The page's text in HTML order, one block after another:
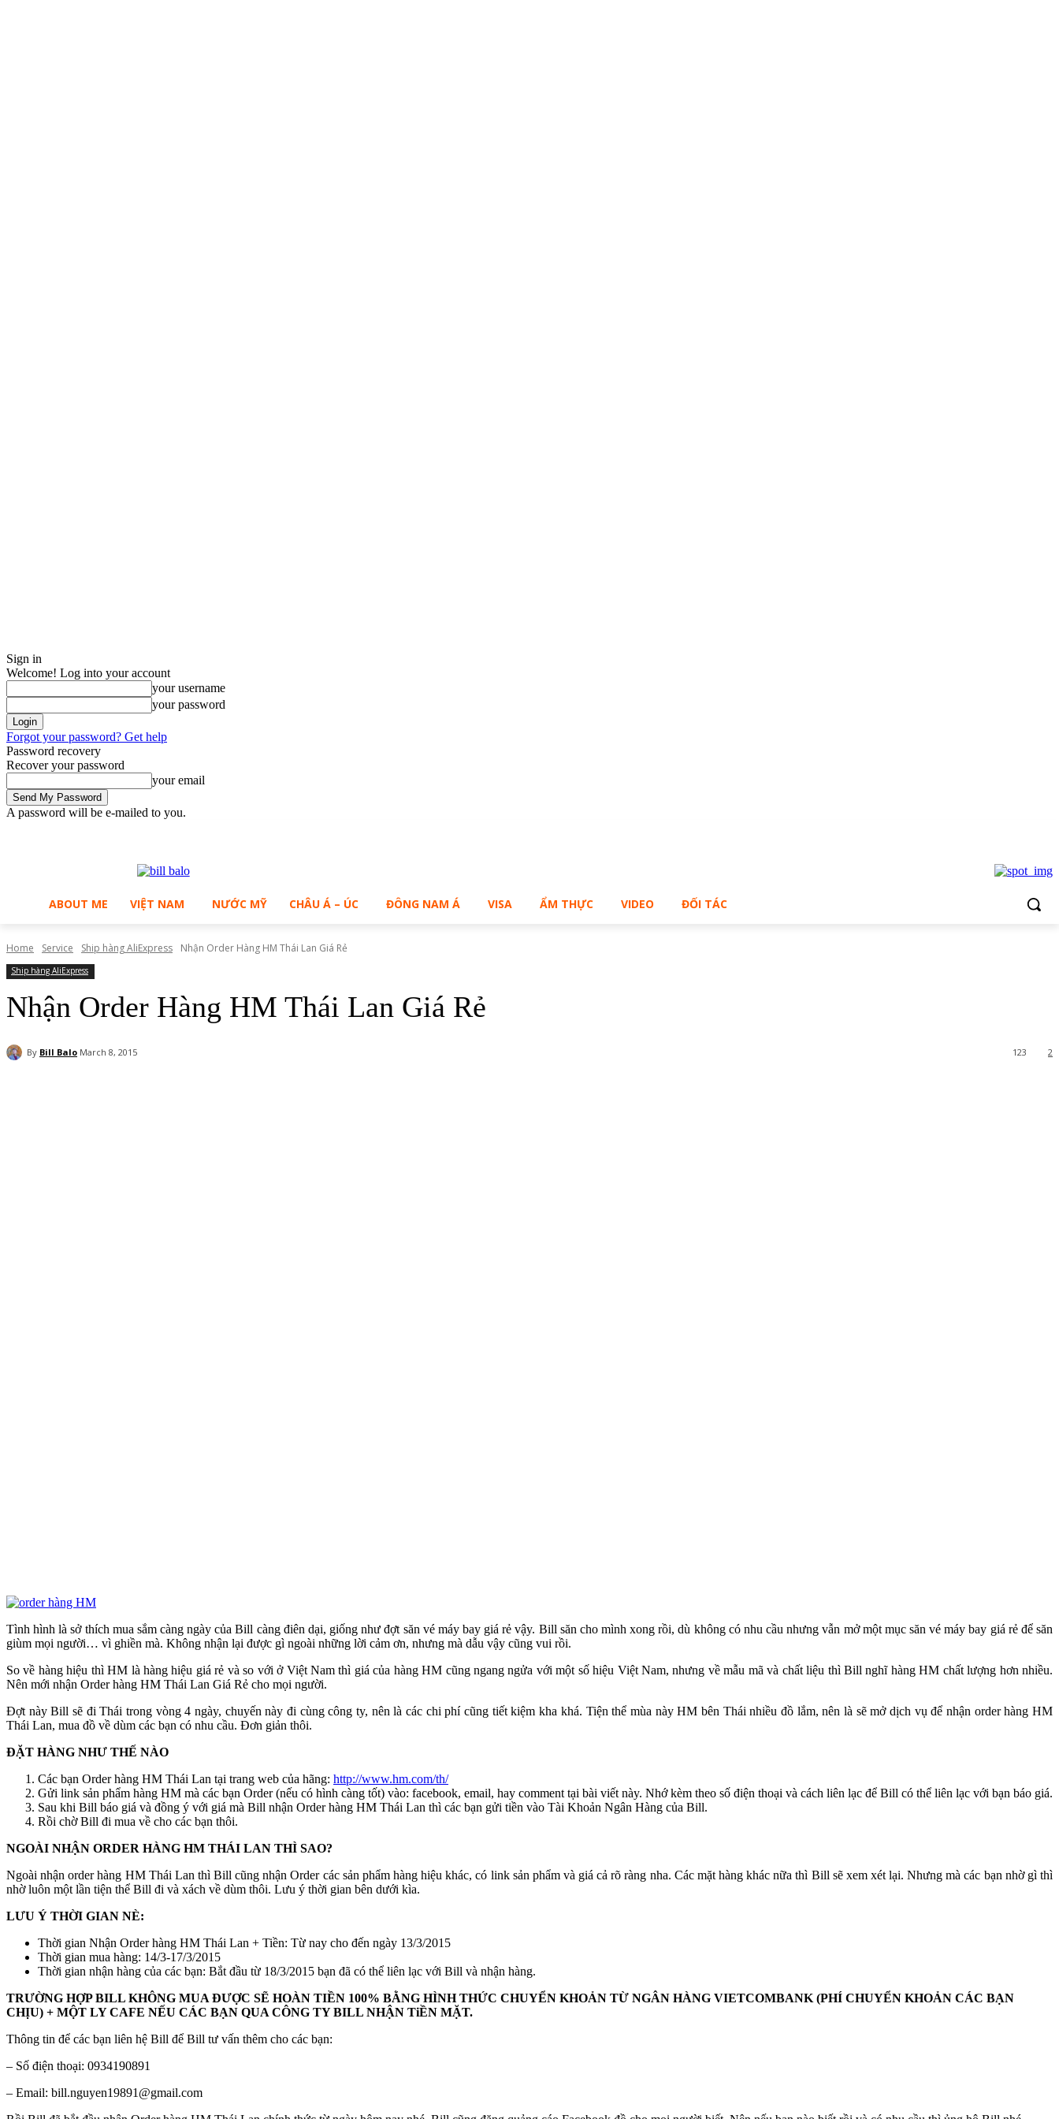
Sign in
Welcome! Log into your account
your username
your password
Forgot your password? Get help
Password recovery
Recover your password
your email
A password will be e-mailed to you.
ABOUT ME VIỆT NAM NƯỚC MỸ CHÂU Á – ÚC ĐÔNG NAM Á VISA ẨM THỰC VIDEO ĐỐI TÁC
Home Service Ship hàng AliExpress Nhận Order Hàng HM Thái Lan Giá Rẻ
Ship hàng AliExpress
Nhận Order Hàng HM Thái Lan Giá Rẻ
By Bill Balo March 8, 2015 2
123
Tình hình là sở thích mua sắm càng ngày của Bill càng điên dại, giống như đợt săn vé máy bay giá rẻ vậy. Bill săn cho mình xong rồi, dù không có nhu cầu nhưng vẫn mở một mục săn vé máy bay giá rẻ để săn
giùm mọi người… vì ghiền mà. Không nhận lại được gì ngoài những lời cảm ơn, nhưng mà dẫu vậy cũng vui rồi.
So về hàng hiệu thì HM là hàng hiệu giá rẻ và so với ở Việt Nam thì giá của hàng HM cũng ngang ngửa với một số hiệu Việt Nam, nhưng về mẫu mã và chất liệu thì Bill nghĩ hàng HM chất lượng hơn nhiều.
Nên mới nhận Order hàng HM Thái Lan Giá Rẻ cho mọi người.
Đợt này Bill sẽ đi Thái trong vòng 4 ngày, chuyến này đi cùng công ty, nên là các chi phí cũng tiết kiệm kha khá. Tiện thể mùa này HM bên Thái nhiều đồ lắm, nên là sẽ mở dịch vụ để nhận order hàng HM
Thái Lan, mua đồ về dùm các bạn có nhu cầu. Đơn giản thôi.
ĐẶT HÀNG NHƯ THẾ NÀO
Các bạn Order hàng HM Thái Lan tại trang web của hãng: http://www.hm.com/th/
Gửi link sản phẩm hàng HM mà các bạn Order (nếu có hình càng tốt) vào: facebook, email, hay comment tại bài viết này. Nhớ kèm theo số điện thoại và cách liên lạc để Bill có thể liên lạc với bạn báo giá.
Sau khi Bill báo giá và đồng ý với giá mà Bill nhận Order hàng HM Thái Lan thì các bạn gửi tiền vào Tài Khoản Ngân Hàng của Bill.
Rồi chờ Bill đi mua về cho các bạn thôi.
NGOÀI NHẬN ORDER HÀNG HM THÁI LAN THÌ SAO?
Ngoài nhận order hàng HM Thái Lan thì Bill cũng nhận Order các sản phẩm hàng hiệu khác, có link sản phẩm và giá cả rõ ràng nha. Các mặt hàng khác nữa thì Bill sẽ xem xét lại. Nhưng mà các bạn nhờ gì thì
nhờ luôn một lần tiện thể Bill đi và xách về dùm thôi. Lưu ý thời gian bên dưới kìa.
LƯU Ý THỜI GIAN NÈ:
Thời gian Nhận Order hàng HM Thái Lan + Tiền: Từ nay cho đến ngày 13/3/2015
Thời gian mua hàng: 14/3-17/3/2015
Thời gian nhận hàng của các bạn: Bắt đầu từ 18/3/2015 bạn đã có thể liên lạc với Bill và nhận hàng.
TRƯỜNG HỢP BILL KHÔNG MUA ĐƯỢC SẼ HOÀN TIỀN 100% BẰNG HÌNH THỨC CHUYỂN KHOẢN TỪ NGÂN HÀNG VIETCOMBANK (PHÍ CHUYỂN KHOẢN CÁC BẠN
CHỊU) + MỘT LY CAFE NẾU CÁC BẠN QUA CÔNG TY BILL NHẬN TiỀN MẶT.
Thông tin để các bạn liên hệ Bill để Bill tư vấn thêm cho các bạn:
– Số điện thoại: 0934190891
– Email: bill.nguyen19891@gmail.com